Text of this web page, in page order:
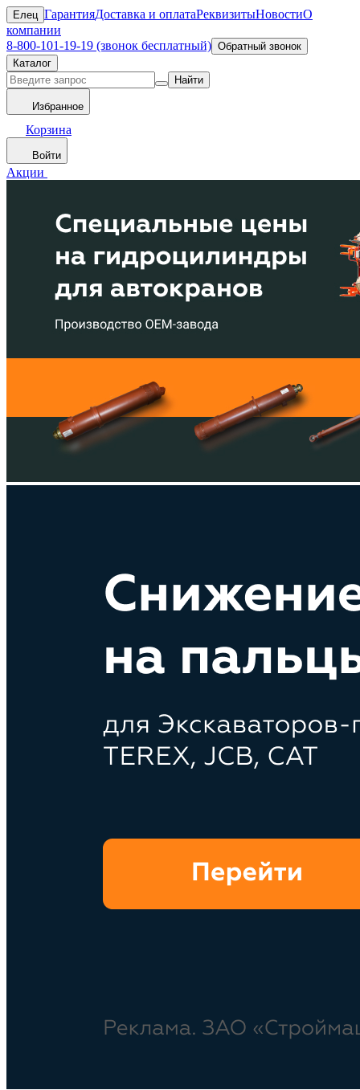
Елец ГарантияДоставка и оплатаРеквизитыНовостиО
компании
8-800-101-19-19 (звонок бесплатный) Обратный звонок
Каталог
Найти
Избранное
Корзина
Войти
Акции